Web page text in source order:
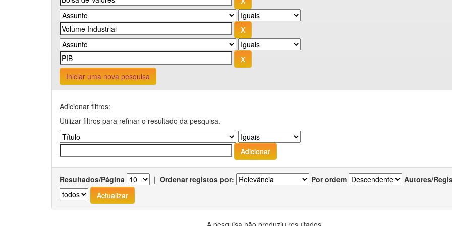
Iniciar uma nova pesquisa
Adicionar filtros:
Utilizar filtros para refinar o resultado da pesquisa.
Resultados/Página | Ordenar registos por: Por ordem Autores/